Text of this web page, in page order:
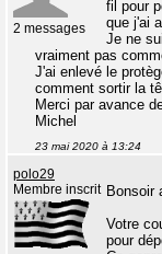
2 messages
fil pour
que j'ai
Je ne
vraiment pas
J'ai enlevé le
comment sortir la
Merci par avance
Michel
23 mai 2020 à 13:24
polo29
Membre inscrit Bonsoir
Votre
pour